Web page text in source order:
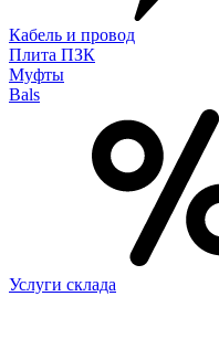
Кабель и провод
Плита ПЗК
Муфты
Bals
Услуги склада